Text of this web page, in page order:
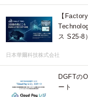
【
ス S25-8）
日本華爾科技株式会社
DGFTの
ート